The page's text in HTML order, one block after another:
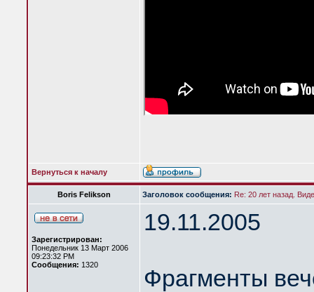
Вернуться к началу
Boris Felikson Заголовок сообщения: Re: 20 лет назад.
Зарегистрирован:
Понедельник 13 Март 2006
09:23:32 PM
Сообщения: 1320
19.11.2005
Фрагменты